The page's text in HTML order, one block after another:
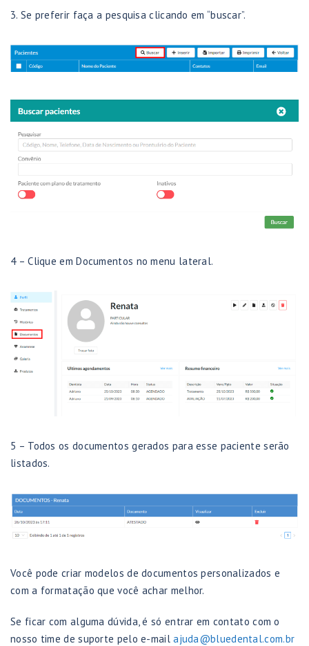
3. Se preferir faça a pesquisa clicando em “buscar”.
4 – Clique em Documentos no menu lateral.
5 – Todos os documentos gerados para esse paciente serão
listados.
Você pode criar modelos de documentos personalizados e
com a formatação que você achar melhor.
Se ficar com alguma dúvida, é só entrar em contato com o
nosso time de suporte pelo e-mailajuda@bluedental.com.br